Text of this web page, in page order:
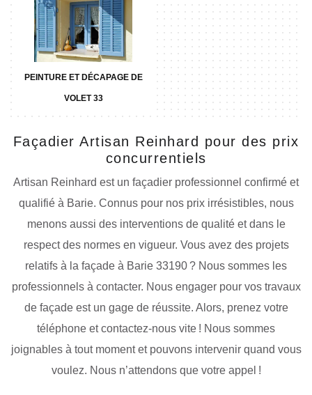
PEINTURE ET DÉCAPAGE DE
VOLET 33
Façadier Artisan Reinhard pour des prix
concurrentiels
Artisan Reinhard est un façadier professionnel confirmé et
qualifié à Barie. Connus pour nos prix irrésistibles, nous
menons aussi des interventions de qualité et dans le
respect des normes en vigueur. Vous avez des projets
relatifs à la façade à Barie 33190 ? Nous sommes les
professionnels à contacter. Nous engager pour vos travaux
de façade est un gage de réussite. Alors, prenez votre
téléphone et contactez-nous vite ! Nous sommes
joignables à tout moment et pouvons intervenir quand vous
voulez. Nous n’attendons que votre appel !